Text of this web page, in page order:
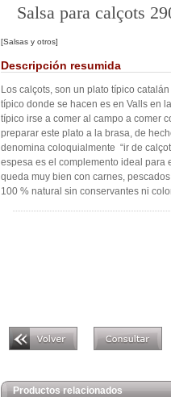
Salsa para calçots
[Salsas y otros]
Descripción resumida
Los calçots, son un plato típico
típico donde se hacen es en Valls en
típico irse a comer al campo a comer
preparar este plato a la brasa, de
denomina coloquialmente “ir de
espesa es el complemento ideal para
queda muy bien con carnes,
100 % natural sin conservantes ni
Productos relacionados